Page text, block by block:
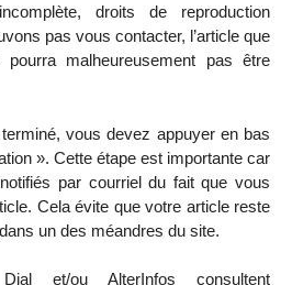
droits de reproduction
pas vous contacter, l’article que
malheureusement pas être
vous devez appuyer en bas
». Cette étape est importante car
par courriel du fait que vous
Cela évite que votre article reste
un des méandres du site.
et/ou AlterInfos consultent